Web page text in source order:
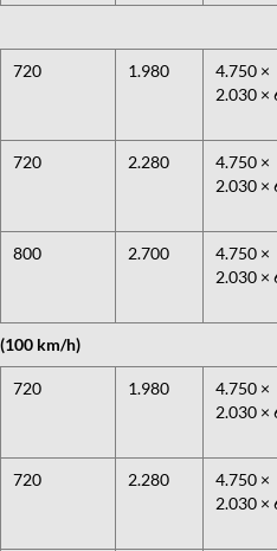
720 1.980
4.750 ×
2.030 ×
720 2.280
4.750 ×
2.030 ×
800 2.700
4.750 ×
2.030 ×
km/h)
720 1.980
4.750 ×
2.030 ×
720 2.280
4.750 ×
2.030 ×